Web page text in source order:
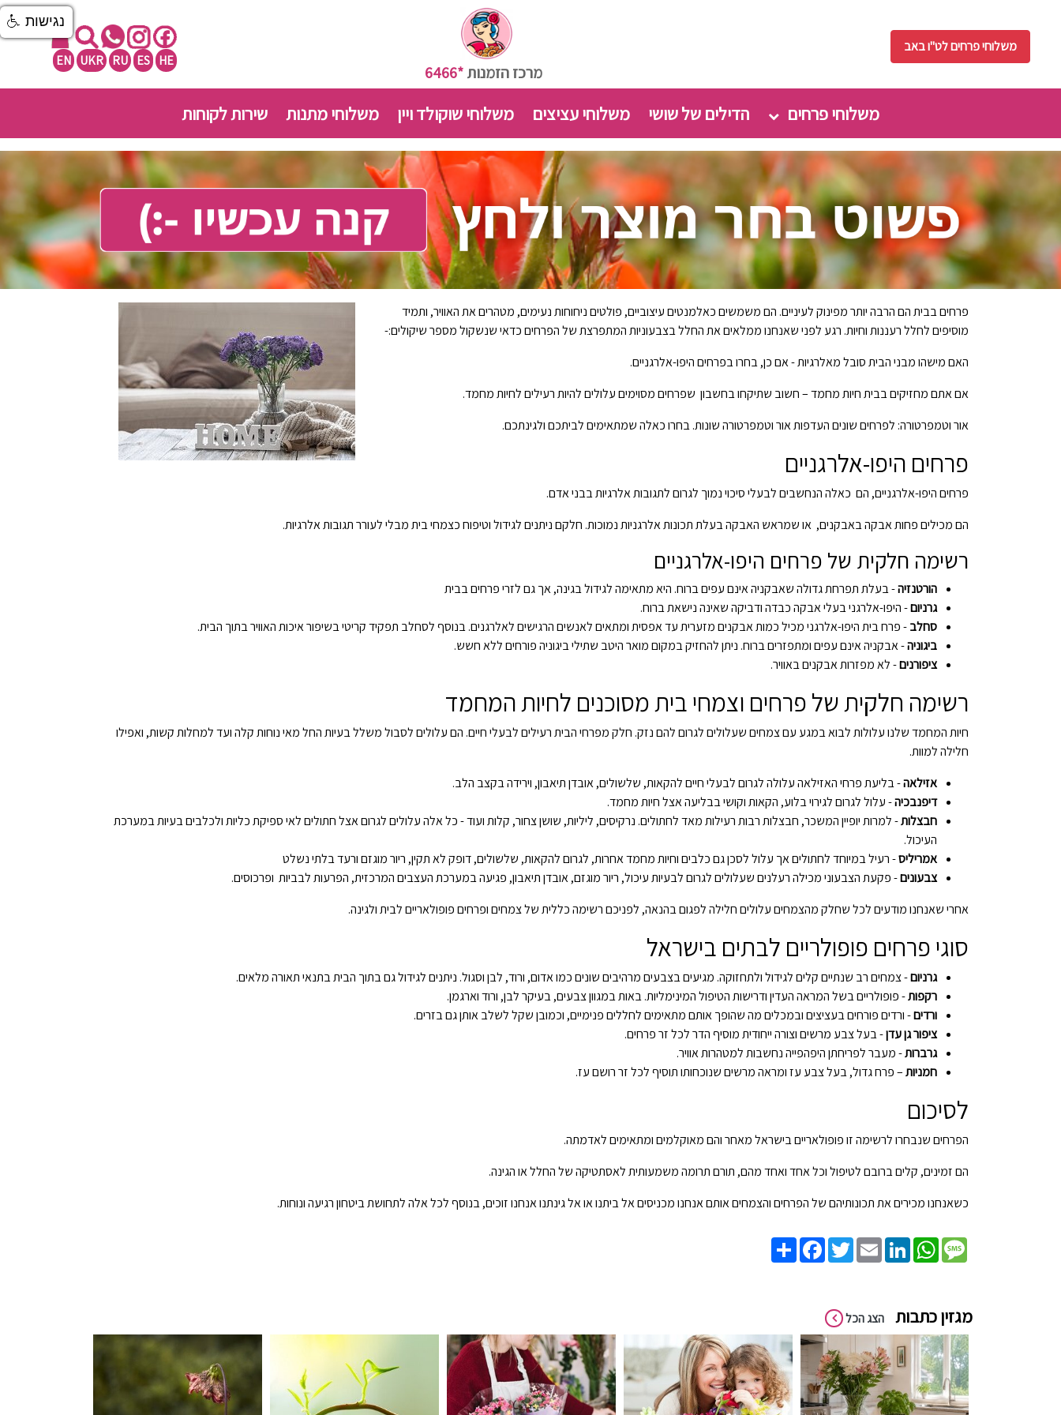
משלוחי פרחים לט"ו באב
מרכז הזמנות*6466
EN UKR RU ES HE
משלוחי פרחים הדילים של שושי משלוחי עציצים משלוחי שוקולד ויין משלוחי מתנות שירות לקוחות
פרחים בבית הם הרבה יותר מפינוק לעיניים. הם משמשים כאלמנטים עיצוביים, פולטים ניחוחות נעימים, מטהרים את האוויר, ותמיד
מוסיפים לחלל רעננות וחיות. רגע לפני שאנחנו ממלאים את החלל בצבעוניות המתפרצת של הפרחים כדאי שנשקול מספר שיקולים:-
האם מישהו מבני הבית סובל מאלרגיות - אם כן, בחרו בפרחים היפו-אלרגניים.
אם אתם מחזיקים בבית חיות מחמד – חשוב שתיקחו בחשבון שפרחים מסוימים עלולים להיות רעילים לחיות מחמד.
אור וטמפרטורה: לפרחים שונים העדפות אור וטמפרטורה שונות. בחרו כאלה שמתאימים לביתכם ולגינתכם.
פרחים היפו-אלרגניים
פרחים היפו-אלרגניים, הם כאלה הנחשבים לבעלי סיכוי נמוך לגרום לתגובות אלרגיות בבני אדם.
הם מכילים פחות אבקה באבקנים, או שמראש האבקה בעלת תכונות אלרגניות נמוכות. חלקם ניתנים לגידול וטיפוח כצמחי בית מבלי לעורר תגובות אלרגיות.
רשימה חלקית של פרחים היפו-אלרגניים
הורטנזיה- בעלת תפרחת גדולה שאבקניה אינם עפים ברוח. היא מתאימה לגידול בגינה, אך גם לזרי פרחים בבית
גרניום- היפו-אלרגני בעלי אבקה כבדה ודביקה שאינה נישאת ברוח.
סחלב- פרח בית היפו-אלרגני מכיל כמות אבקנים מזערית עד אפסית ומתאים לאנשים הרגישים לאלרגנים. בנוסף לסחלב תפקיד קריטי בשיפור איכות האוויר בתוך הבית.
ביגוניה- אבקניה אינם עפים ומתפזרים ברוח. ניתן להחזיק במקום מואר היטב שתילי ביגוניה פורחים ללא חשש.
ציפורנים- לא מפזרות אבקנים באוויר.
רשימה חלקית של פרחים וצמחי בית מסוכנים לחיות המחמד
חיות המחמד שלנו עלולות לבוא במגע עם צמחים שעלולים לגרום להם נזק. חלק מפרחי הבית רעילים לבעלי חיים. הם עלולים לסבול משלל בעיות החל מאי נוחות קלה ועד למחלות קשות, ואפילו
חלילה למוות.
אזילאה- בליעת פרחי האזילאה עלולה לגרום לבעלי חיים להקאות, שלשולים, אובדן תיאבון, וירידה בקצב הלב.
דיפנבכיה- עלול לגרום לגירוי בלוע, הקאות וקושי בבליעה אצל חיות מחמד.
חבצלות- למרות יופיין המשכר, חבצלות רבות רעילות מאד לחתולים. נרקיסים, ליליות, שושן צחור, קלות ועוד - כל אלה עלולים לגרום אצל חתולים לאי ספיקת כליות ולכלבים בעיות במערכת
העיכול.
אמריליס- רעיל במיוחד לחתולים אך עלול לסכן גם כלבים וחיות מחמד אחרות, לגרום להקאות, שלשולים, דופק לא תקין, ריור מוגזם ורעד בלתי נשלט
צבעונים- פקעת הצבעוני מכילה רעלנים שעלולים לגרום לבעיות עיכול, ריור מוגזם, אובדן תיאבון, פגיעה במערכת העצבים המרכזית, הפרעות לבביות ופרכוסים.
אחרי שאנחנו מודעים לכל שחלק מהצמחים עלולים חלילה לפגום בהנאה, לפניכם רשימה כללית של צמחים ופרחים פופולאריים לבית ולגינה.
סוגי פרחים פופולריים לבתים בישראל
גרניום- צמחים רב שנתיים קלים לגידול ולתחזוקה. מגיעים בצבעים מרהיבים שונים כמו אדום, ורוד, לבן וסגול. ניתנים לגידול גם בתוך הבית בתנאי תאורה מלאים.
רקפות- פופולריים בשל המראה העדין ודרישות הטיפול המינימליות. באות במגוון צבעים, בעיקר לבן, ורוד וארגמן.
ורדים- ורדים פורחים בעציצים ובמכלים מה שהופך אותם מתאימים לחללים פנימיים, וכמובן שקל לשלב אותן גם בזרים.
ציפור גן עדן- בעל צבע מרשים וצורה ייחודית מוסיף הדר לכל זר פרחים.
גרברות- מעבר לפריחתן היפהפייה נחשבות למטהרות אוויר.
חמניות– פרח גדול, בעל צבע עז ומראה מרשים שנוכחותו תוסיף לכל זר רושם עז.
לסיכום
הפרחים שנבחרו לרשימה זו פופולאריים בישראל מאחר והם מאוקלמים ומתאימים לאדמתה.
הם זמינים, קלים ברובם לטיפול וכל אחד ואחד מהם, תורם תרומה משמעותית לאסתטיקה של החלל או הגינה.
כשאנחנו מכירים את תכונותיהם של הפרחים והצמחים אותם אנחנו מכניסים אל ביתנו או אל גינתנו אנחנו זוכים, בנוסף לכל אלה לתחושת ביטחון רגיעה ונוחות.
Share
FacebookTwitterEmail
LinkedIn
WhatsAppMessage
מגזין כתבות הצג הכל
נגישות